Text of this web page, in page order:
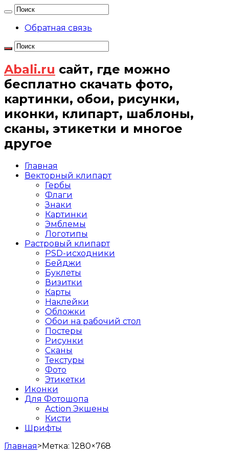
Обратная связь
Abali.ru сайт, где можно
бесплатно скачать фото,
картинки, обои, рисунки,
иконки, клипарт, шаблоны,
сканы, этикетки и многое
другое
Главная
Векторный клипарт
Гербы
Флаги
Знаки
Картинки
Эмблемы
Логотипы
Растровый клипарт
PSD-исходники
Бейджи
Буклеты
Визитки
Карты
Наклейки
Обложки
Обои на рабочий стол
Постеры
Рисунки
Сканы
Текстуры
Фото
Этикетки
Иконки
Для Фотошопа
Action Экшены
Кисти
Шрифты
Главная>Метка: 1280×768